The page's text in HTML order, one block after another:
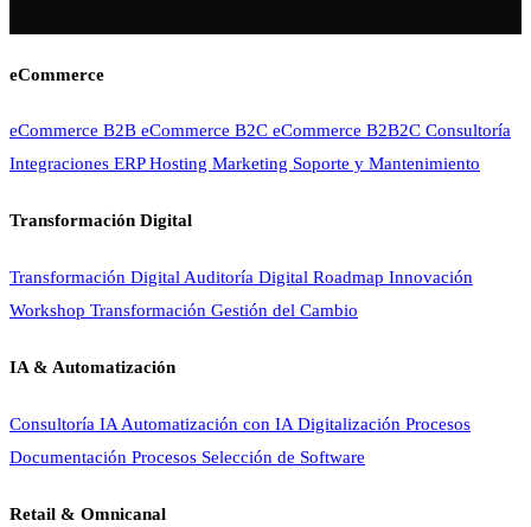
eCommerce
eCommerce B2B eCommerce B2C eCommerce B2B2C Consultoría
Integraciones ERPHosting Marketing Soporte y Mantenimiento
Transformación Digital
Transformación DigitalAuditoría Digital Roadmap Innovación
Workshop Transformación Gestión del Cambio
IA & Automatización
Consultoría IAAutomatización con IADigitalización Procesos
Documentación Procesos Selección de Software
Retail & Omnicanal